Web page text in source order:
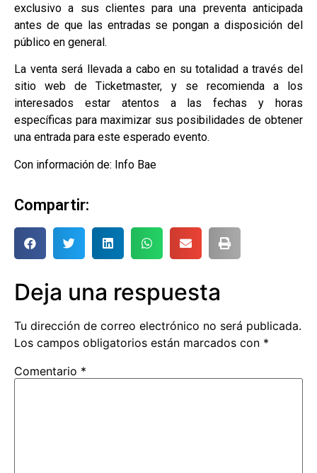
exclusivo a sus clientes para una preventa anticipada
antes de que las entradas se pongan a disposición del
público en general.
La venta será llevada a cabo en su totalidad a través del
sitio web de Ticketmaster, y se recomienda a los
interesados estar atentos a las fechas y horas
específicas para maximizar sus posibilidades de obtener
una entrada para este esperado evento.
Con información de: Info Bae
Compartir:
Deja una respuesta
Tu dirección de correo electrónico no será publicada.
Los campos obligatorios están marcados con *
Comentario *